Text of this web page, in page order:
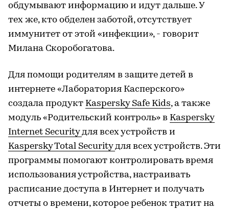
обдумывают информацию и идут дальше. У
тех же, кто обделен заботой, отсутствует
иммунитет от этой «инфекции», - говорит
Милана Скоробогатова.
Для помощи родителям в защите детей в
интернете «Лаборатория Касперского»
создала продукт Kaspersky Safe Kids, а также
модуль «Родительский контроль» в Kaspersky
Internet Securityдля всех устройств и
Kaspersky Total Securityдля всех устройств. Эти
программы помогают контролировать время
использования устройства, настраивать
расписание доступа в Интернет и получать
отчеты о времени, которое ребенок тратит на